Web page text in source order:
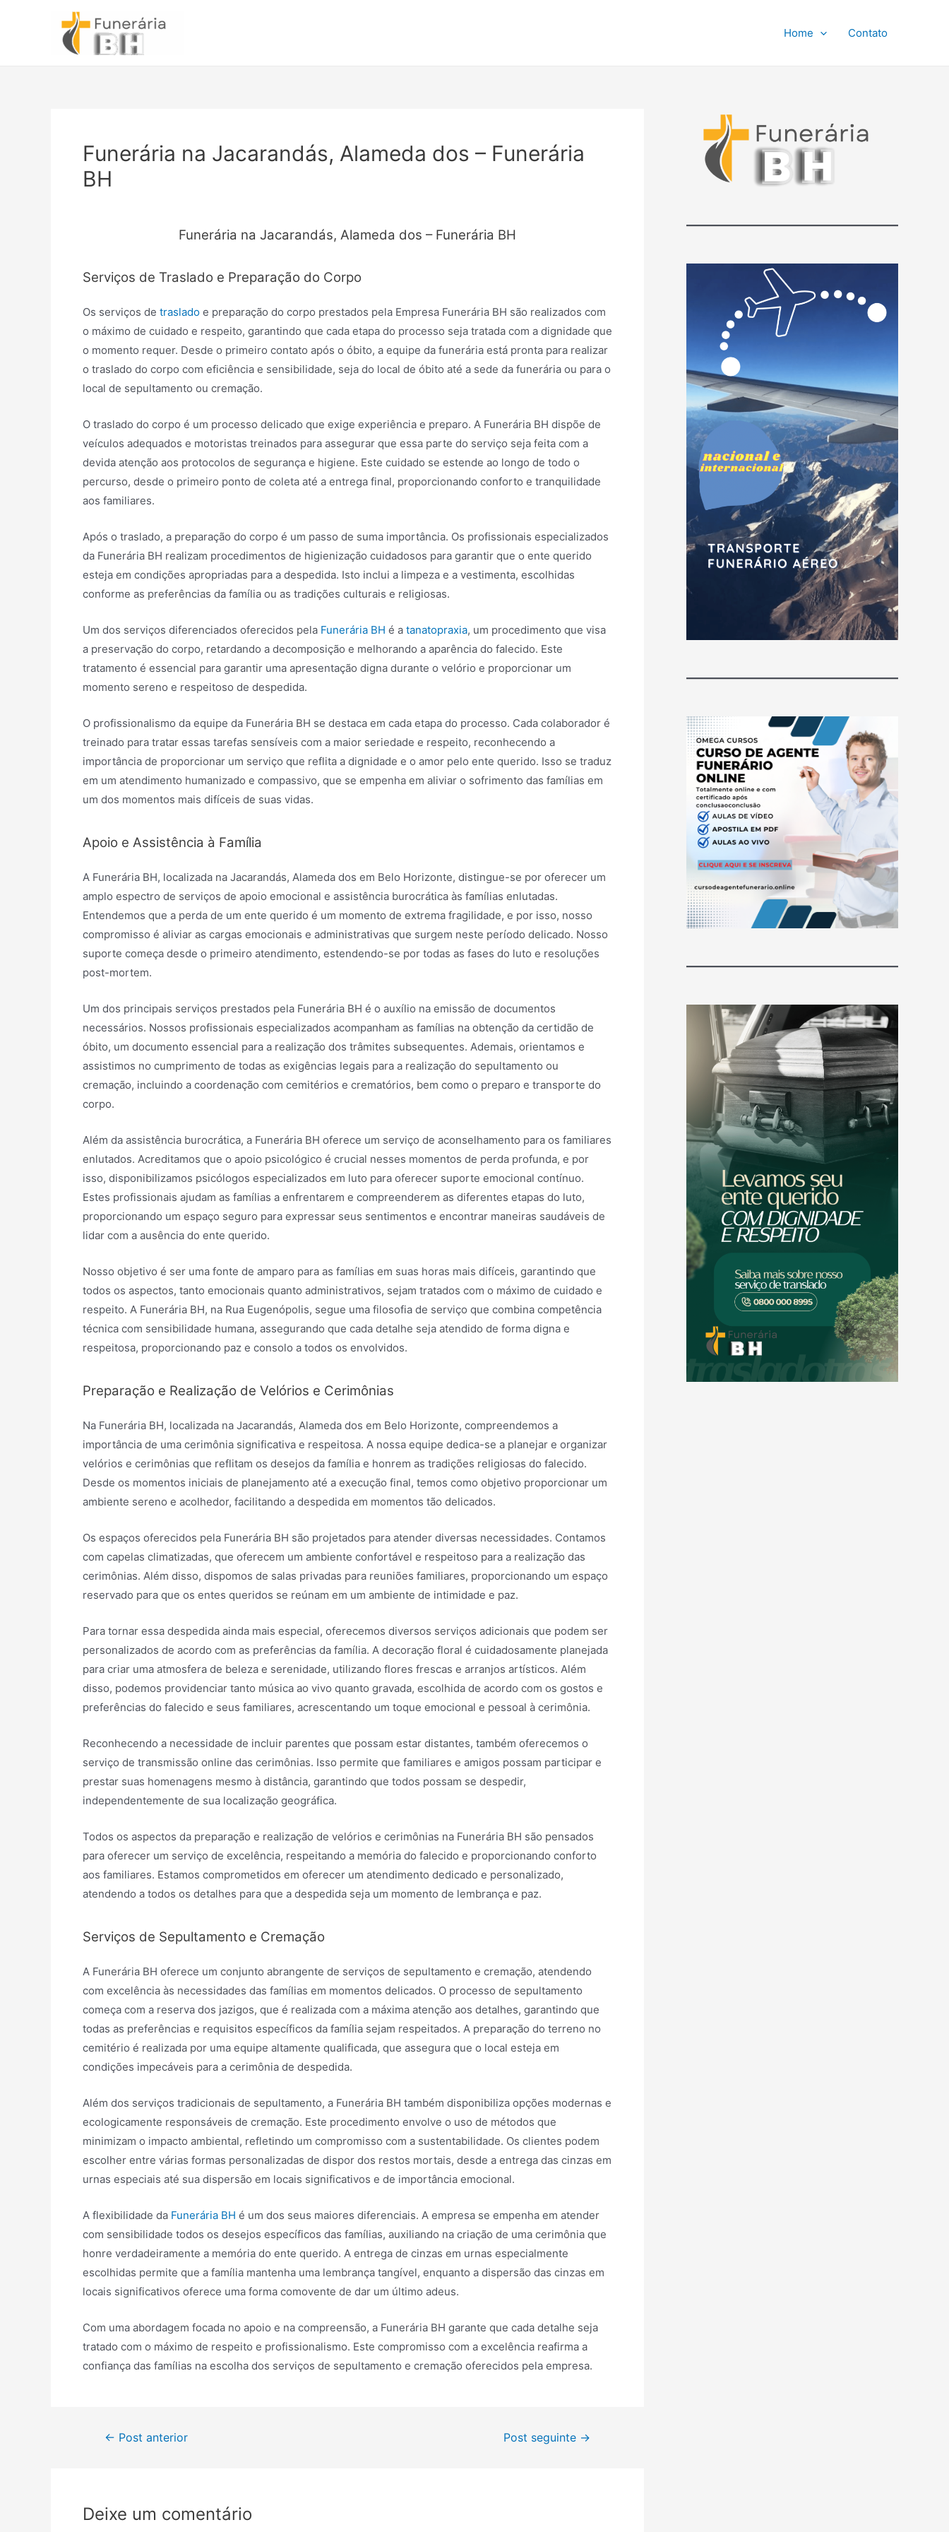
Home Contato
Funerária na Jacarandás, Alameda dos – Funerária
BH
Funerária na Jacarandás, Alameda dos – Funerária BH
Serviços de Traslado e Preparação do Corpo
Os serviços de traslado e preparação do corpo prestados pela Empresa Funerária BH são realizados com
o máximo de cuidado e respeito, garantindo que cada etapa do processo seja tratada com a dignidade que
o momento requer. Desde o primeiro contato após o óbito, a equipe da funerária está pronta para realizar
o traslado do corpo com eficiência e sensibilidade, seja do local de óbito até a sede da funerária ou para o
local de sepultamento ou cremação.
O traslado do corpo é um processo delicado que exige experiência e preparo. A Funerária BH dispõe de
veículos adequados e motoristas treinados para assegurar que essa parte do serviço seja feita com a
devida atenção aos protocolos de segurança e higiene. Este cuidado se estende ao longo de todo o
percurso, desde o primeiro ponto de coleta até a entrega final, proporcionando conforto e tranquilidade
aos familiares.
Após o traslado, a preparação do corpo é um passo de suma importância. Os profissionais especializados
da Funerária BH realizam procedimentos de higienização cuidadosos para garantir que o ente querido
esteja em condições apropriadas para a despedida. Isto inclui a limpeza e a vestimenta, escolhidas
conforme as preferências da família ou as tradições culturais e religiosas.
Um dos serviços diferenciados oferecidos pela Funerária BH é a tanatopraxia, um procedimento que visa
a preservação do corpo, retardando a decomposição e melhorando a aparência do falecido. Este
tratamento é essencial para garantir uma apresentação digna durante o velório e proporcionar um
momento sereno e respeitoso de despedida.
O profissionalismo da equipe da Funerária BH se destaca em cada etapa do processo. Cada colaborador é
treinado para tratar essas tarefas sensíveis com a maior seriedade e respeito, reconhecendo a
importância de proporcionar um serviço que reflita a dignidade e o amor pelo ente querido. Isso se traduz
em um atendimento humanizado e compassivo, que se empenha em aliviar o sofrimento das famílias em
um dos momentos mais difíceis de suas vidas.
Apoio e Assistência à Família
A Funerária BH, localizada na Jacarandás, Alameda dos em Belo Horizonte, distingue-se por oferecer um
amplo espectro de serviços de apoio emocional e assistência burocrática às famílias enlutadas.
Entendemos que a perda de um ente querido é um momento de extrema fragilidade, e por isso, nosso
compromisso é aliviar as cargas emocionais e administrativas que surgem neste período delicado. Nosso
suporte começa desde o primeiro atendimento, estendendo-se por todas as fases do luto e resoluções
post-mortem.
Um dos principais serviços prestados pela Funerária BH é o auxílio na emissão de documentos
necessários. Nossos profissionais especializados acompanham as famílias na obtenção da certidão de
óbito, um documento essencial para a realização dos trâmites subsequentes. Ademais, orientamos e
assistimos no cumprimento de todas as exigências legais para a realização do sepultamento ou
cremação, incluindo a coordenação com cemitérios e crematórios, bem como o preparo e transporte do
corpo.
Além da assistência burocrática, a Funerária BH oferece um serviço de aconselhamento para os familiares
enlutados. Acreditamos que o apoio psicológico é crucial nesses momentos de perda profunda, e por
isso, disponibilizamos psicólogos especializados em luto para oferecer suporte emocional contínuo.
Estes profissionais ajudam as famílias a enfrentarem e compreenderem as diferentes etapas do luto,
proporcionando um espaço seguro para expressar seus sentimentos e encontrar maneiras saudáveis de
lidar com a ausência do ente querido.
Nosso objetivo é ser uma fonte de amparo para as famílias em suas horas mais difíceis, garantindo que
todos os aspectos, tanto emocionais quanto administrativos, sejam tratados com o máximo de cuidado e
respeito. A Funerária BH, na Rua Eugenópolis, segue uma filosofia de serviço que combina competência
técnica com sensibilidade humana, assegurando que cada detalhe seja atendido de forma digna e
respeitosa, proporcionando paz e consolo a todos os envolvidos.
Preparação e Realização de Velórios e Cerimônias
Na Funerária BH, localizada na Jacarandás, Alameda dos em Belo Horizonte, compreendemos a
importância de uma cerimônia significativa e respeitosa. A nossa equipe dedica-se a planejar e organizar
velórios e cerimônias que reflitam os desejos da família e honrem as tradições religiosas do falecido.
Desde os momentos iniciais de planejamento até a execução final, temos como objetivo proporcionar um
ambiente sereno e acolhedor, facilitando a despedida em momentos tão delicados.
Os espaços oferecidos pela Funerária BH são projetados para atender diversas necessidades. Contamos
com capelas climatizadas, que oferecem um ambiente confortável e respeitoso para a realização das
cerimônias. Além disso, dispomos de salas privadas para reuniões familiares, proporcionando um espaço
reservado para que os entes queridos se reúnam em um ambiente de intimidade e paz.
Para tornar essa despedida ainda mais especial, oferecemos diversos serviços adicionais que podem ser
personalizados de acordo com as preferências da família. A decoração floral é cuidadosamente planejada
para criar uma atmosfera de beleza e serenidade, utilizando flores frescas e arranjos artísticos. Além
disso, podemos providenciar tanto música ao vivo quanto gravada, escolhida de acordo com os gostos e
preferências do falecido e seus familiares, acrescentando um toque emocional e pessoal à cerimônia.
Reconhecendo a necessidade de incluir parentes que possam estar distantes, também oferecemos o
serviço de transmissão online das cerimônias. Isso permite que familiares e amigos possam participar e
prestar suas homenagens mesmo à distância, garantindo que todos possam se despedir,
independentemente de sua localização geográfica.
Todos os aspectos da preparação e realização de velórios e cerimônias na Funerária BH são pensados
para oferecer um serviço de excelência, respeitando a memória do falecido e proporcionando conforto
aos familiares. Estamos comprometidos em oferecer um atendimento dedicado e personalizado,
atendendo a todos os detalhes para que a despedida seja um momento de lembrança e paz.
Serviços de Sepultamento e Cremação
A Funerária BH oferece um conjunto abrangente de serviços de sepultamento e cremação, atendendo
com excelência às necessidades das famílias em momentos delicados. O processo de sepultamento
começa com a reserva dos jazigos, que é realizada com a máxima atenção aos detalhes, garantindo que
todas as preferências e requisitos específicos da família sejam respeitados. A preparação do terreno no
cemitério é realizada por uma equipe altamente qualificada, que assegura que o local esteja em
condições impecáveis para a cerimônia de despedida.
Além dos serviços tradicionais de sepultamento, a Funerária BH também disponibiliza opções modernas e
ecologicamente responsáveis de cremação. Este procedimento envolve o uso de métodos que
minimizam o impacto ambiental, refletindo um compromisso com a sustentabilidade. Os clientes podem
escolher entre várias formas personalizadas de dispor dos restos mortais, desde a entrega das cinzas em
urnas especiais até sua dispersão em locais significativos e de importância emocional.
A flexibilidade da Funerária BH é um dos seus maiores diferenciais. A empresa se empenha em atender
com sensibilidade todos os desejos específicos das famílias, auxiliando na criação de uma cerimônia que
honre verdadeiramente a memória do ente querido. A entrega de cinzas em urnas especialmente
escolhidas permite que a família mantenha uma lembrança tangível, enquanto a dispersão das cinzas em
locais significativos oferece uma forma comovente de dar um último adeus.
Com uma abordagem focada no apoio e na compreensão, a Funerária BH garante que cada detalhe seja
tratado com o máximo de respeito e profissionalismo. Este compromisso com a excelência reafirma a
confiança das famílias na escolha dos serviços de sepultamento e cremação oferecidos pela empresa.
Navegação
← Post anterior Post seguinte →
Deixe um comentário